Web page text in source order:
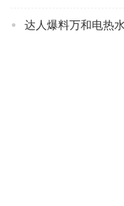
达人爆料万和电热